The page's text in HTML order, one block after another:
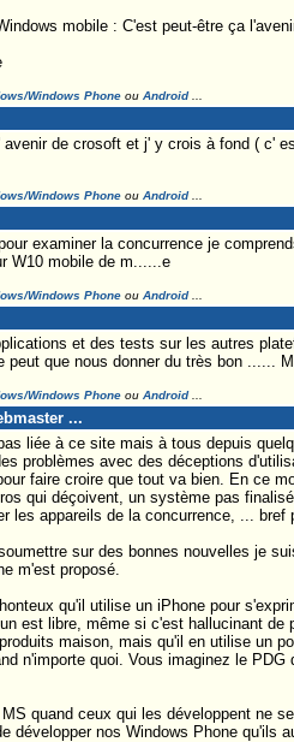
mobile : C'est peut-être ça
Windows Phoneou Android...
de crosoft et j' y crois à fond ( c'
Windows Phoneou Android...
examiner la concurrence je
W10 mobile de m......e
Windows Phoneou Android...
et des tests sur les autres
que nous donner du très bon ......
Windows Phoneou Android...
...
liée à ce site mais à tous depuis
problèmes avec des déceptions
faire croire que tout va bien. En ce
qui déçoivent, un système pas
les appareils de la concurrence, ... bref
sur des bonnes nouvelles je
m'est proposé.
qu'il utilise un iPhone pour
est libre, même si c'est hallucinant de
maison, mais qu'il en utilise un
n'importe quoi. Vous imaginez le
quand ceux qui les développent ne
nos Windows Phone qu'ils